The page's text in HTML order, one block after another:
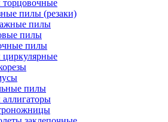
пилы (резаки)
пилы
пилы
пилы
пилы